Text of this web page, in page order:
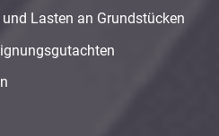
Lasten an Grundstücken